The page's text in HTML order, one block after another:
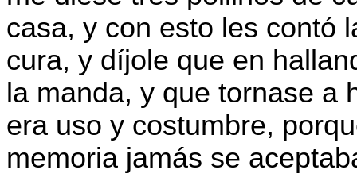
casa, y con esto les contó
cura, y díjole que en
la manda, y que tornase a
era uso y costumbre,
memoria jamás se